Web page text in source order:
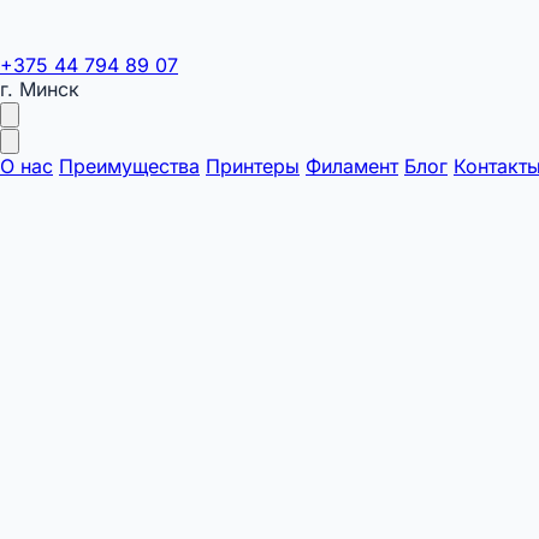
+375 44 794 89 07
г. Минск
О нас Преимущества Принтеры Филамент Блог